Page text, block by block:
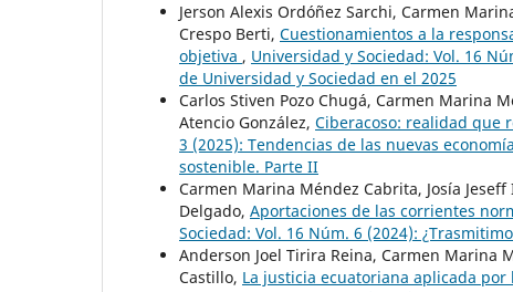
Jerson Alexis Ordóñez Sarchi, Carmen
Crespo Berti, Cuestionamientos a la
objetiva , Universidad y Sociedad: Vol. 16
de Universidad y Sociedad en el 2025
Carlos Stiven Pozo Chugá, Carmen Marina
Atencio González, Ciberacoso: realidad que
3 (2025): Tendencias de las nuevas
sostenible. Parte II
Carmen Marina Méndez Cabrita, Josía
Delgado, Aportaciones de las corrientes
Sociedad: Vol. 16 Núm. 6 (2024):
Anderson Joel Tirira Reina, Carmen Marina
Castillo, La justicia ecuatoriana aplicada